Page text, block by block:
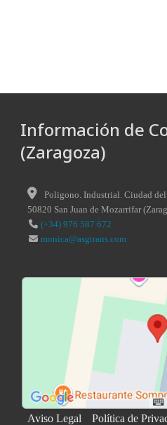
Información de
(Zaragoza)
Poligono. Industrial. Ciudad
50820 San Juan de Mozarrifar(
(+34) 976 587 672
monica@asgtrans.com
Aviso Legal Política de